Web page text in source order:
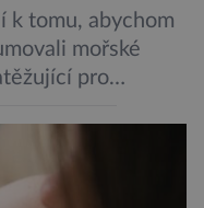
k tomu, abychom
mořské
pro
opravdu každý
izolované